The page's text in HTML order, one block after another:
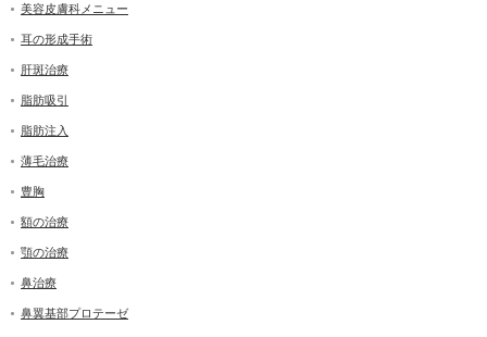
美容皮膚科メニュー
耳の形成手術
肝斑治療
脂肪吸引
脂肪注入
薄毛治療
豊胸
額の治療
顎の治療
鼻治療
鼻翼基部プロテーゼ